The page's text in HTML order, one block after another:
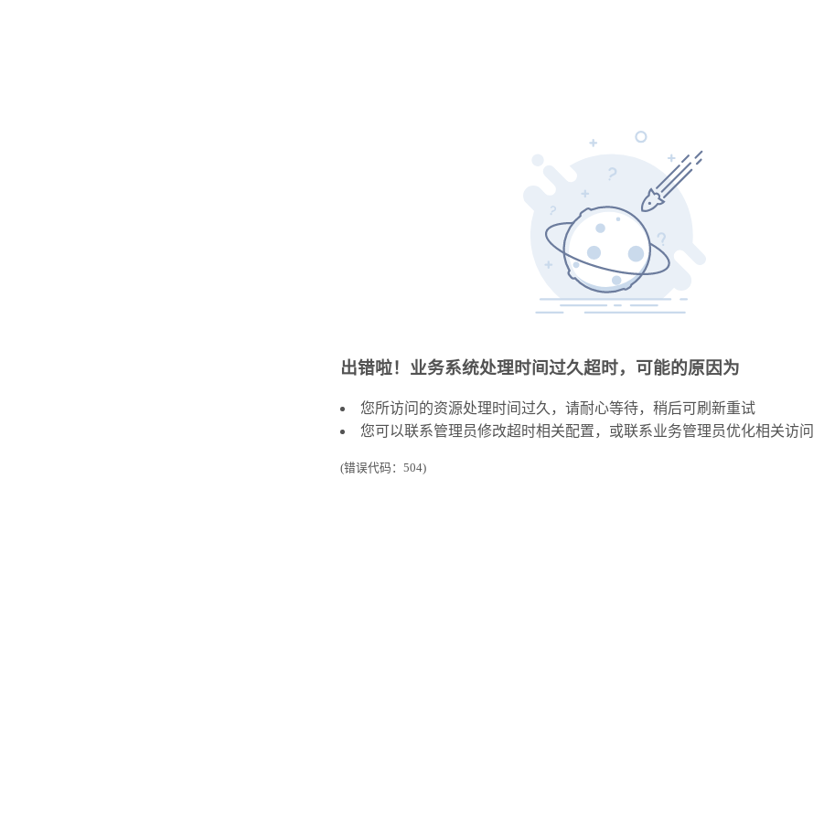
出错啦！业务系统处理时间过久超时，可能的原因为
您所访问的资源处理时间过久，请耐心等待，稍后可刷新重试
您可以联系管理员修改超时相关配置，或联系业务管理员优化相关访问
(错误代码：504)